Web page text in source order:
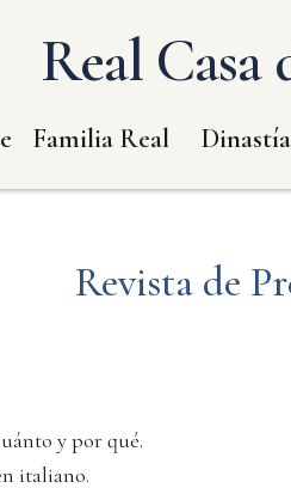
Real Casa
Familia Real Dinastía
Revista de
y por qué.
italiano.